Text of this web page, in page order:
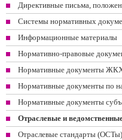
Директивные письма,
Системы нормативных
Информационные материалы
Нормативно-правовые
Нормативные документы
Нормативные документы по
Нормативные документы
Отраслевые и
Отраслевые стандарты (ОСТы)